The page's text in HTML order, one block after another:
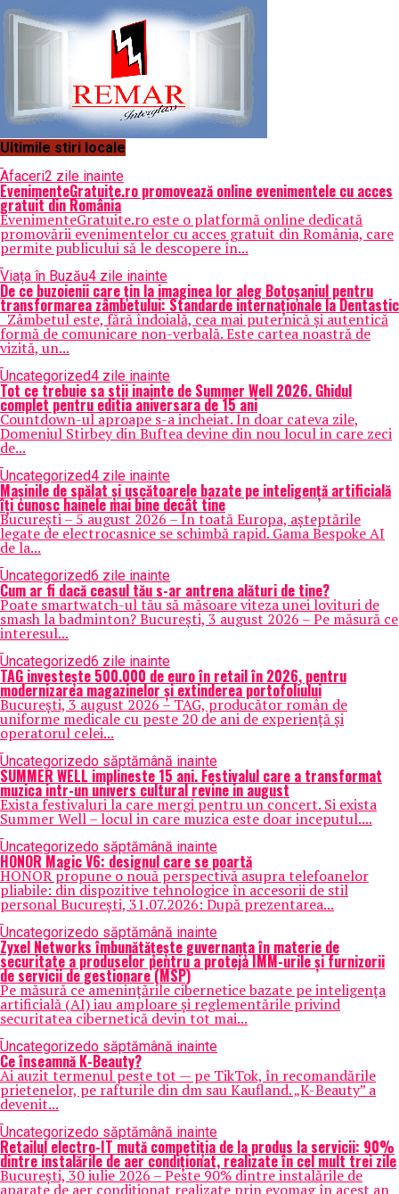
Ultimile stiri locale
Afaceri2 zile inainte
EvenimenteGratuite.ro promovează online evenimentele cu acces
gratuit din România
EvenimenteGratuite.ro este o platformă online dedicată
promovării evenimentelor cu acces gratuit din România, care
permite publicului să le descopere în...
Viața în Buzău4 zile inainte
De ce buzoienii care țin la imaginea lor aleg Botoșaniul pentru
transformarea zâmbetului: Standarde internaționale la Dentastic
Zâmbetul este, fără îndoială, cea mai puternică și autentică
formă de comunicare non-verbală. Este cartea noastră de
vizită, un...
Uncategorized4 zile inainte
Tot ce trebuie sa stii inainte de Summer Well 2026. Ghidul
complet pentru editia aniversara de 15 ani
Countdown-ul aproape s-a incheiat. In doar cateva zile,
Domeniul Stirbey din Buftea devine din nou locul in care zeci
de...
Uncategorized4 zile inainte
Mașinile de spălat și uscătoarele bazate pe inteligență artificială
îți cunosc hainele mai bine decât tine
București – 5 august 2026 – În toată Europa, așteptările
legate de electrocasnice se schimbă rapid. Gama Bespoke AI
de la...
Uncategorized6 zile inainte
Cum ar fi dacă ceasul tău s-ar antrena alături de tine?
Poate smartwatch-ul tău să măsoare viteza unei lovituri de
smash la badminton? București, 3 august 2026 – Pe măsură ce
interesul...
Uncategorized6 zile inainte
TAG investește 500.000 de euro în retail în 2026, pentru
modernizarea magazinelor și extinderea portofoliului
București, 3 august 2026 – TAG, producător român de
uniforme medicale cu peste 20 de ani de experiență și
operatorul celei...
Uncategorizedo săptămână inainte
SUMMER WELL implineste 15 ani. Festivalul care a transformat
muzica intr-un univers cultural revine in august
Exista festivaluri la care mergi pentru un concert. Si exista
Summer Well – locul in care muzica este doar inceputul....
Uncategorizedo săptămână inainte
HONOR Magic V6: designul care se poartă
HONOR propune o nouă perspectivă asupra telefoanelor
pliabile: din dispozitive tehnologice în accesorii de stil
personal București, 31.07.2026: După prezentarea...
Uncategorizedo săptămână inainte
Zyxel Networks îmbunătățește guvernanța în materie de
securitate a produselor pentru a proteja IMM-urile și furnizorii
de servicii de gestionare (MSP)
Pe măsură ce amenințările cibernetice bazate pe inteligența
artificială (AI) iau amploare și reglementările privind
securitatea cibernetică devin tot mai...
Uncategorizedo săptămână inainte
Ce înseamnă K-Beauty?
Ai auzit termenul peste tot — pe TikTok, în recomandările
prietenelor, pe rafturile din dm sau Kaufland. „K-Beauty” a
devenit...
Uncategorizedo săptămână inainte
Retailul electro-IT mută competiția de la produs la servicii: 90%
dintre instalările de aer condiționat, realizate în cel mult trei zile
București, 30 iulie 2026 – Peste 90% dintre instalările de
aparate de aer condiționat realizate prin evomag în acest an